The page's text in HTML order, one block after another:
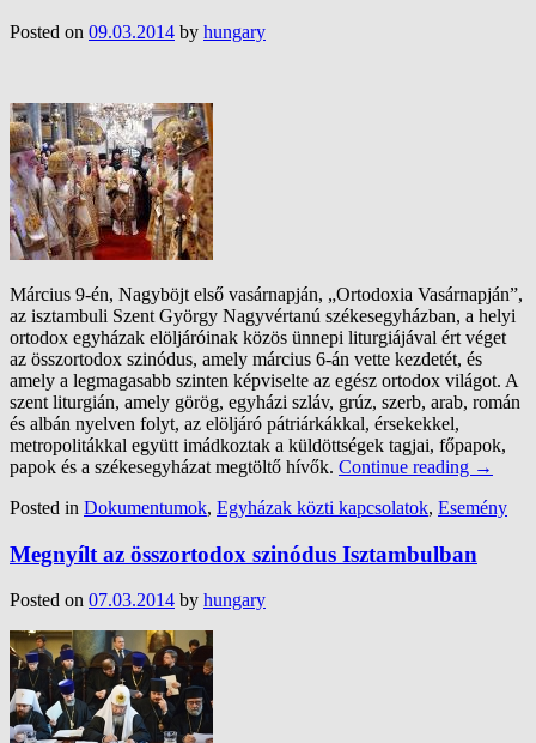
Posted on 09.03.2014 by hungary
Március 9-én, Nagyböjt első vasárnapján, „Ortodoxia Vasárnapján”,
az isztambuli Szent György Nagyvértanú székesegyházban, a helyi
ortodox egyházak elöljáróinak közös ünnepi liturgiájával ért véget
az összortodox szinódus, amely március 6-án vette kezdetét, és
amely a legmagasabb szinten képviselte az egész ortodox világot. A
szent liturgián, amely görög, egyházi szláv, grúz, szerb, arab, román
és albán nyelven folyt, az elöljáró pátriárkákkal, érsekekkel,
metropolitákkal együtt imádkoztak a küldöttségek tagjai, főpapok,
papok és a székesegyházat megtöltő hívők. Continue reading →
Posted in Dokumentumok, Egyházak közti kapcsolatok, Esemény
Megnyílt az összortodox szinódus Isztambulban
Posted on 07.03.2014 by hungary